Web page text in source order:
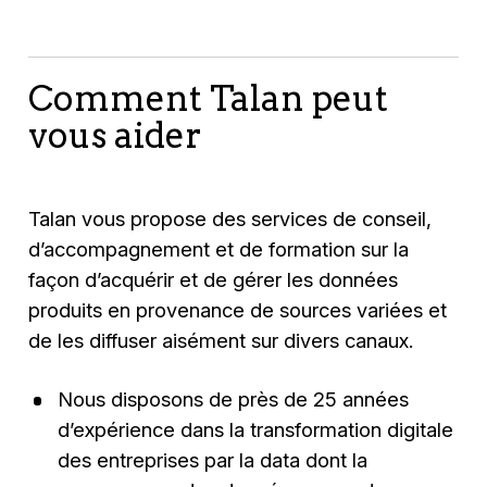
marketplaces, la solution PIM Akeneo leur
permet d'accroître leur chiffre d'affaires. Les
marques peuvent optimiser leurs marges sur
des volumes de vente plus conséquents, en
réduisant le nombre de retours et les charges
liées.
centralisation des données produits : il active
l'expérience produit sur les différents canaux
de vente de la marque, incluant ses
Comment Talan peut
vous aider
Talan vous propose des services de conseil,
d’accompagnement et de formation sur la
façon d’acquérir et de gérer les données
produits en provenance de sources variées et
de les diffuser aisément sur divers canaux.
Nous disposons de près de 25 années
d’expérience dans la transformation digitale
des entreprises par la data dont la